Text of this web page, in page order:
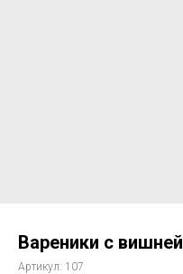
Вареники с вишней
Артикул: 107